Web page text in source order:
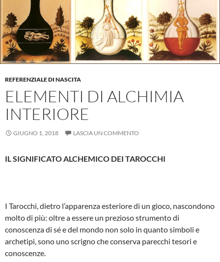
REFERENZIALE DI NASCITA
ELEMENTI DI ALCHIMIA
INTERIORE
GIUGNO 1, 2018 LASCIA UN COMMENTO
IL SIGNIFICATO ALCHEMICO DEI TAROCCHI
I Tarocchi, dietro l’apparenza esteriore di un gioco, nascondono
molto di più: oltre a essere un prezioso strumento di
conoscenza di sé e del mondo non solo in quanto simboli e
archetipi, sono uno scrigno che conserva parecchi tesori e
conoscenze.